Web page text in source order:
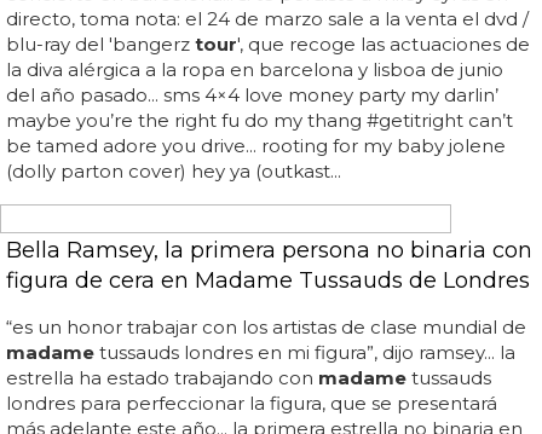
sobre la gira de moni, la contestación fue: "la...
NUEVO DVD DE MILEY
DVD del 'Bangerz Tour' de Miley Cyrus en